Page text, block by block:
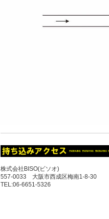
株式会社BISO(ビソオ)
557-0033 大阪市西成区梅南1-8-30
TEL:06-6651-5326